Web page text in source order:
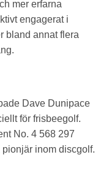
mer erfarna
engagerat i
bland annat flera
Dave Dunipace
för frisbeegolf.
No. 4 568 297
inom discgolf.